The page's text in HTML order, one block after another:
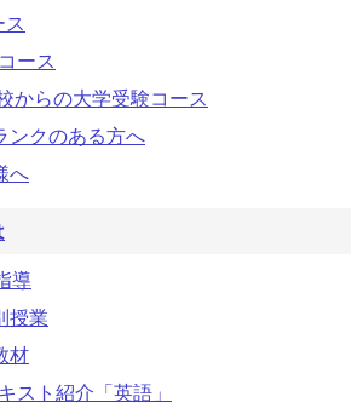
ース
からの大学受験コース
ンクのある方へ
へ
導
授業
材
スト紹介「英語」